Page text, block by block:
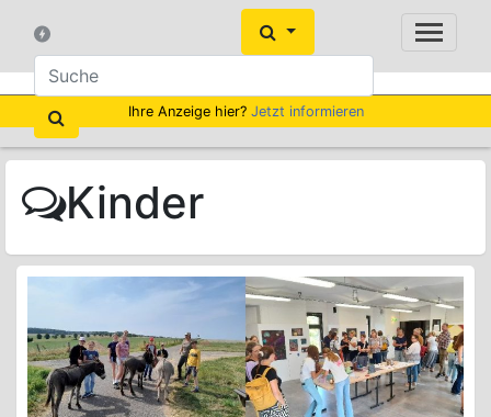
Ihre Anzeige hier? Jetzt informieren
Kinder